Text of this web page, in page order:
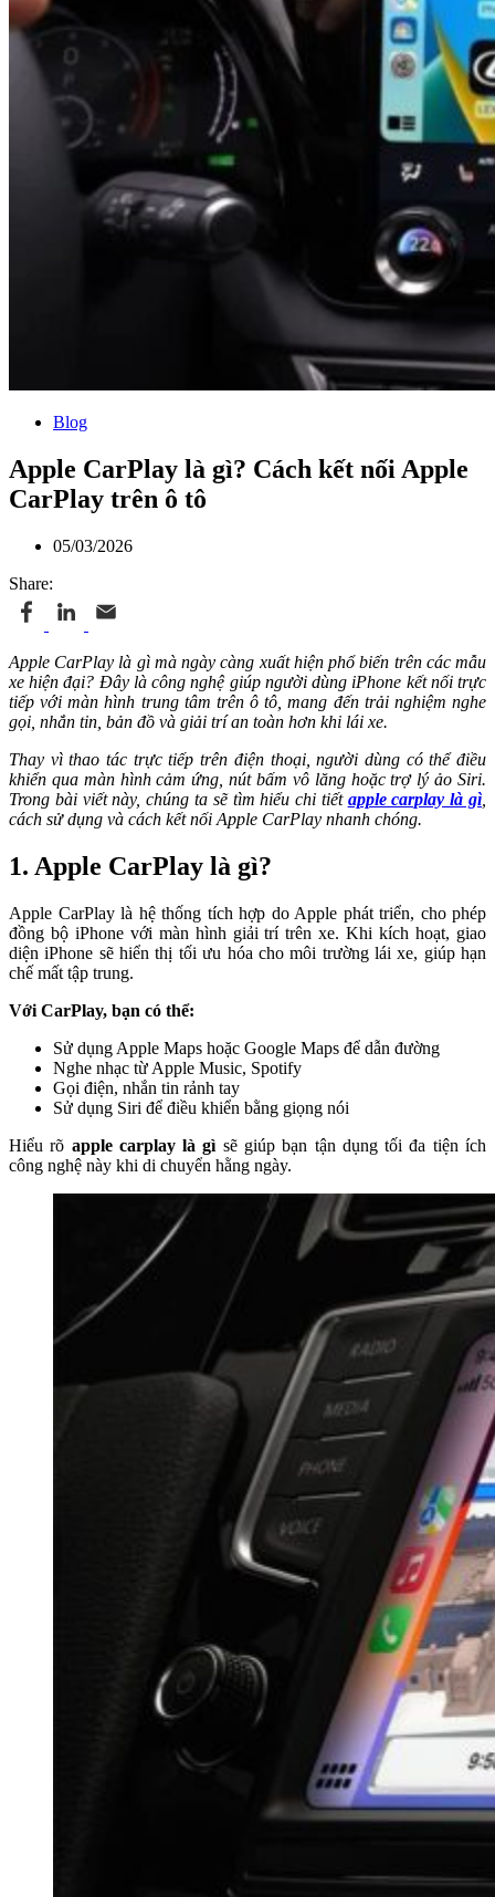
Blog
Apple CarPlay là gì? Cách kết nối Apple
CarPlay trên ô tô
05/03/2026
Share:
Apple CarPlay là gì mà ngày càng xuất hiện phổ biến trên các mẫu
xe hiện đại? Đây là công nghệ giúp người dùng iPhone kết nối trực
tiếp với màn hình trung tâm trên ô tô, mang đến trải nghiệm nghe
gọi, nhắn tin, bản đồ và giải trí an toàn hơn khi lái xe.
Thay vì thao tác trực tiếp trên điện thoại, người dùng có thể điều
khiển qua màn hình cảm ứng, nút bấm vô lăng hoặc trợ lý ảo Siri.
Trong bài viết này, chúng ta sẽ tìm hiểu chi tiết apple carplay là gì
cách sử dụng và cách kết nối Apple CarPlay nhanh chóng.
1. Apple CarPlay là gì?
Apple CarPlay là hệ thống tích hợp do Apple phát triển, cho phép
đồng bộ iPhone với màn hình giải trí trên xe. Khi kích hoạt, giao
diện iPhone sẽ hiển thị tối ưu hóa cho môi trường lái xe, giúp hạn
chế mất tập trung.
Với CarPlay, bạn có thể:
Sử dụng Apple Maps hoặc Google Maps để dẫn đường
Nghe nhạc từ Apple Music, Spotify
Gọi điện, nhắn tin rảnh tay
Sử dụng Siri để điều khiển bằng giọng nói
Hiểu rõ apple carplay là gì sẽ giúp bạn tận dụng tối đa tiện ích
công nghệ này khi di chuyển hằng ngày.